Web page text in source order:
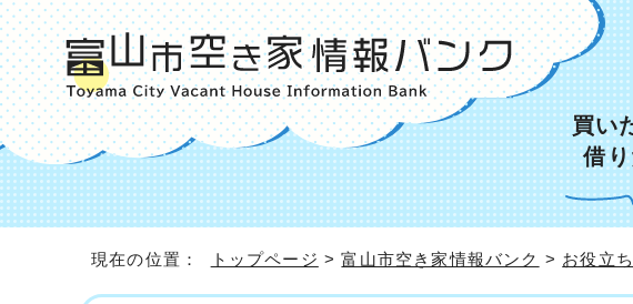
買い
借
現在の位置： トップページ >富山市空き家情報バンク > お役立